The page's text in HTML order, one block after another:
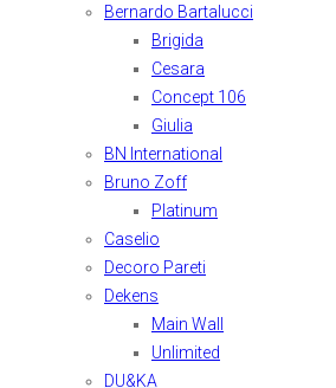
Bernardo Bartalucci
Brigida
Cesara
Concept 106
Giulia
BN International
Bruno Zoff
Platinum
Caselio
Decoro Pareti
Dekens
Main Wall
Unlimited
DU&KA